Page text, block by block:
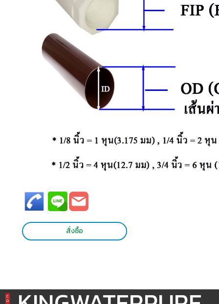
สั่งซื้อ
C
O